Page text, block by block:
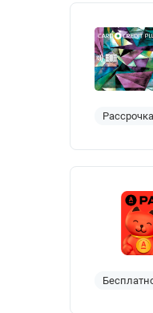
Рассрочка